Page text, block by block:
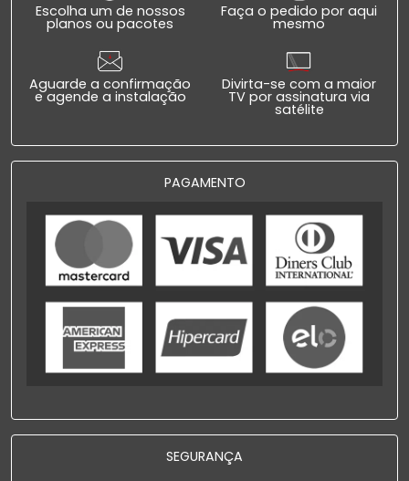
Escolha um de nossos
planos ou pacotes
Faça o pedido por aqui
mesmo
Aguarde a confirmação
e agende a instalação
Divirta-se com a maior
TV por assinatura via
satélite
PAGAMENTO
SEGURANÇA